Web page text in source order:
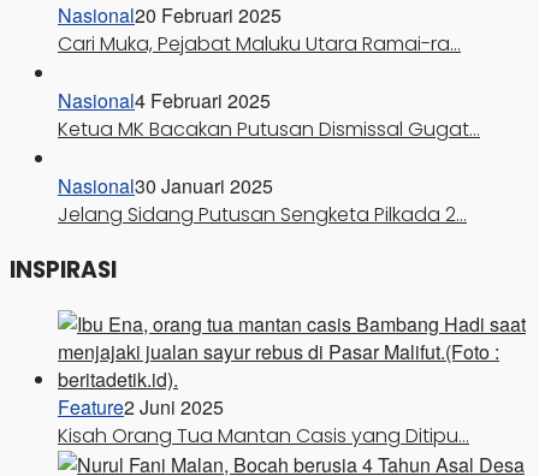
Nasional20 Februari 2025
Cari Muka, Pejabat Maluku Utara Ramai-ra…
Nasional4 Februari 2025
Ketua MK Bacakan Putusan Dismissal Gugat…
Nasional30 Januari 2025
Jelang Sidang Putusan Sengketa Pilkada 2…
INSPIRASI
Feature2 Juni 2025
Kisah Orang Tua Mantan Casis yang Ditipu…